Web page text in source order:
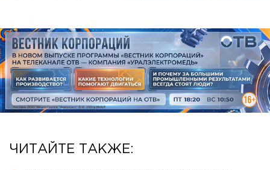
ЧИТАЙТЕ ТАКЖЕ: